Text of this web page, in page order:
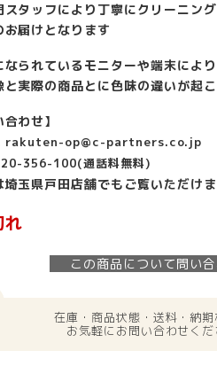
スタッフにより丁寧にクリーニン
お届けとなります
なられているモニターや端末により
と実際の商品とに色味の違いが起
合わせ】
. rakuten-op@c-partners.co.jp
356-100(通話料無料)
埼玉県戸田店舗でもご覧いただけ
れ
この商品について問い
在庫・商品状態・送料・納期
お気軽にお問い合わせくだ